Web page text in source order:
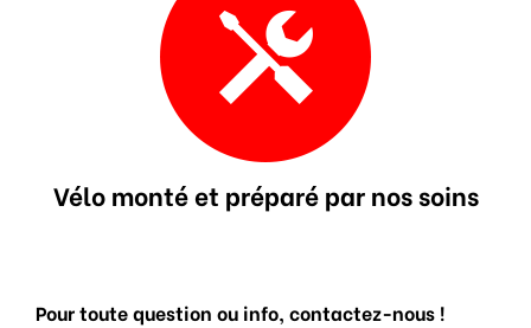
Vélo monté et préparé par nos soins
Pour toute question ou info, contactez-nous !